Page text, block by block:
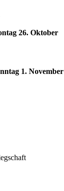
26. Oktober
1. November